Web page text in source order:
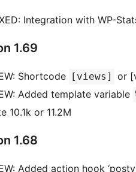
Integration with WP-
1.69
Shortcode [views]
or
Added template variable
10.1k or 11.2M
1.68
Added action hook